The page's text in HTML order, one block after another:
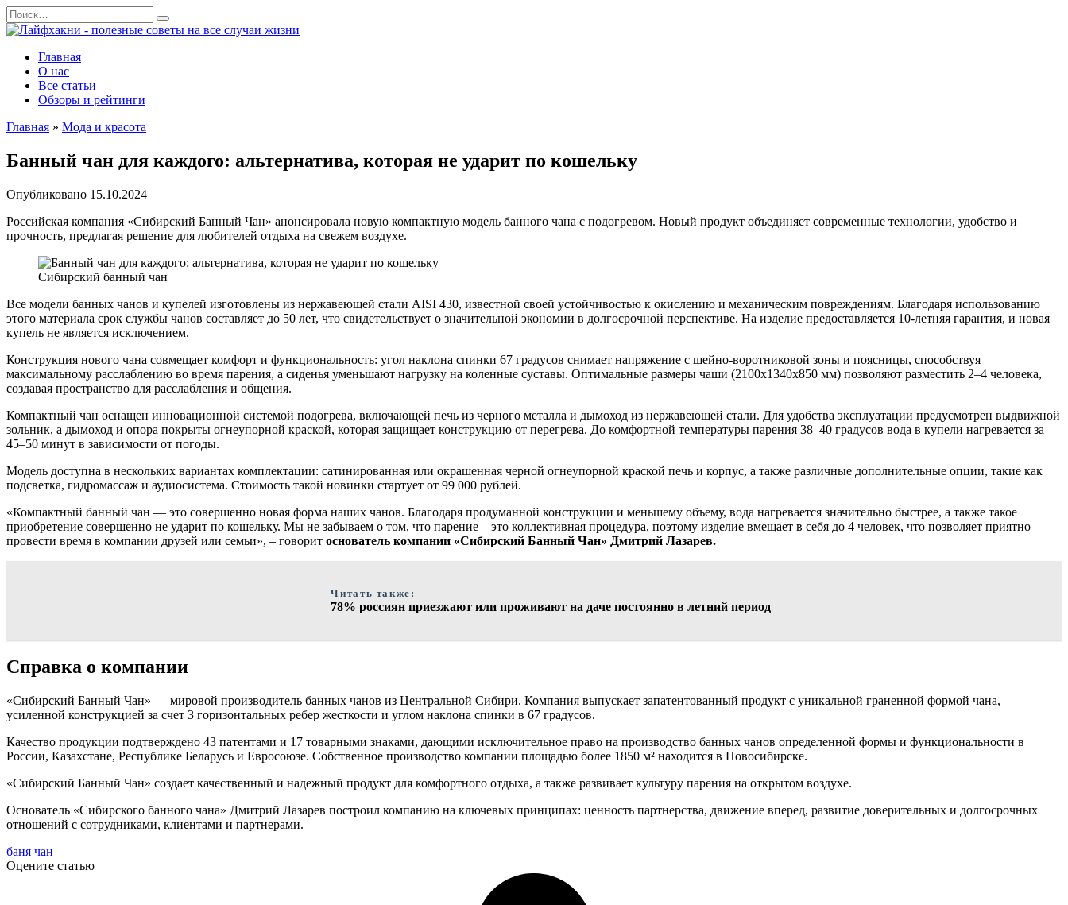
Перейти
к
содержанию
Search
for:
Главная
О нас
Все статьи
Обзоры и рейтинги
Главная » Мода и красота
Банный чан для каждого: альтернатива, которая не ударит по кошельку
Опубликовано 15.10.2024
Российская компания «Сибирский Банный Чан» анонсировала новую компактную модель банного чана с подогревом. Новый продукт объединяет современные технологии, удобство и
прочность, предлагая решение для любителей отдыха на свежем воздухе.
Сибирский банный чан
Все модели банных чанов и купелей изготовлены из нержавеющей стали AISI 430, известной своей устойчивостью к окислению и механическим повреждениям. Благодаря использованию
этого материала срок службы чанов составляет до 50 лет, что свидетельствует о значительной экономии в долгосрочной перспективе. На изделие предоставляется 10-летняя гарантия, и новая
купель не является исключением.
Конструкция нового чана совмещает комфорт и функциональность: угол наклона спинки 67 градусов снимает напряжение с шейно-воротниковой зоны и поясницы, способствуя
максимальному расслаблению во время парения, а сиденья уменьшают нагрузку на коленные суставы. Оптимальные размеры чаши (2100x1340x850 мм) позволяют разместить 2–4 человека,
создавая пространство для расслабления и общения.
Компактный чан оснащен инновационной системой подогрева, включающей печь из черного металла и дымоход из нержавеющей стали. Для удобства эксплуатации предусмотрен выдвижной
зольник, а дымоход и опора покрыты огнеупорной краской, которая защищает конструкцию от перегрева. До комфортной температуры парения 38–40 градусов вода в купели нагревается за
45–50 минут в зависимости от погоды.
Модель доступна в нескольких вариантах комплектации: сатинированная или окрашенная черной огнеупорной краской печь и корпус, а также различные дополнительные опции, такие как
подсветка, гидромассаж и аудиосистема. Стоимость такой новинки стартует от 99 000 рублей.
«Компактный банный чан — это совершенно новая форма наших чанов. Благодаря продуманной конструкции и меньшему объему, вода нагревается значительно быстрее, а также такое
приобретение совершенно не ударит по кошельку. Мы не забываем о том, что парение – это коллективная процедура, поэтому изделие вмещает в себя до 4 человек, что позволяет приятно
провести время в компании друзей или семьи», – говорит основатель компании «Сибирский Банный Чан» Дмитрий Лазарев.
Читать также:
78% россиян приезжают или проживают на даче постоянно в летний период
Cправка о компании
«Сибирский Банный Чан» — мировой производитель банных чанов из Центральной Сибири. Компания выпускает запатентованный продукт с уникальной граненной формой чана,
усиленной конструкцией за счет 3 горизонтальных ребер жесткости и углом наклона спинки в 67 градусов.
Качество продукции подтверждено 43 патентами и 17 товарными знаками, дающими исключительное право на производство банных чанов определенной формы и функциональности в
России, Казахстане, Республике Беларусь и Евросоюзе. Собственное производство компании площадью более 1850 м² находится в Новосибирске.
«Сибирский Банный Чан» создает качественный и надежный продукт для комфортного отдыха, а также развивает культуру парения на открытом воздухе.
Основатель «Сибирского банного чана» Дмитрий Лазарев построил компанию на ключевых принципах: ценность партнерства, движение вперед, развитие доверительных и долгосрочных
отношений с сотрудниками, клиентами и партнерами.
баня чан
Оцените статью